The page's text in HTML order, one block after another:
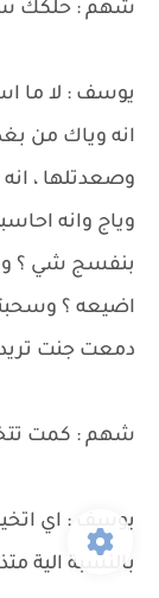
شهم : حلكك
يوسف : لا ما
انه وياك من
وصعدتلها ،
وياج وانه
بنفسج شي ؟
اضيعه ؟
دمعت جنت
شهم : كمت
يوسف : اي
بالنسبة الية